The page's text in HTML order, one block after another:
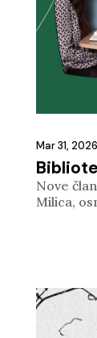
Mar 31, 2026
Nove
Milica,